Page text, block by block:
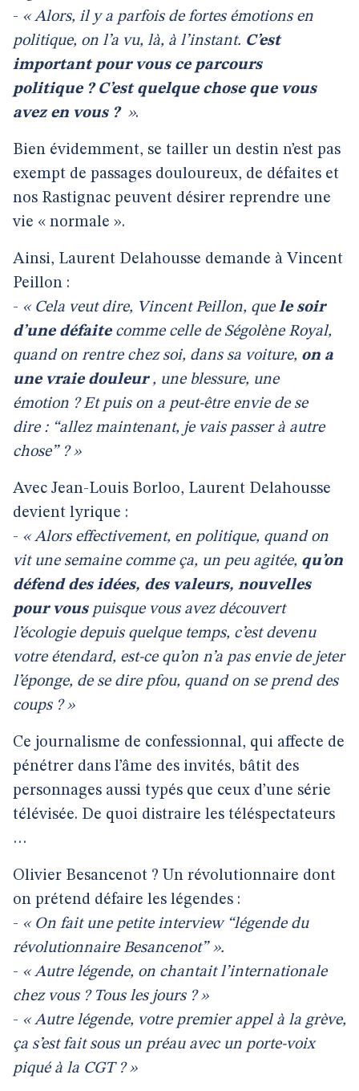
- « Alors, il y a parfois de fortes émotions en
politique, on l’a vu, là, à l’instant. C’est
important pour vous ce parcours
politique ? C’est quelque chose que vous
avez en vous ? ».
Bien évidemment, se tailler un destin n’est pas
exempt de passages douloureux, de défaites et
nos Rastignac peuvent désirer reprendre une
vie « normale ».
Ainsi, Laurent Delahousse demande à Vincent
Peillon :
- « Cela veut dire, Vincent Peillon, que le soir
d’une défaite comme celle de Ségolène Royal,
quand on rentre chez soi, dans sa voiture, on a
une vraie douleur , une blessure, une
émotion ? Et puis on a peut-être envie de se
dire : “allez maintenant, je vais passer à autre
chose” ? »
Avec Jean-Louis Borloo, Laurent Delahousse
devient lyrique :
- « Alors effectivement, en politique, quand on
vit une semaine comme ça, un peu agitée, qu’on
défend des idées, des valeurs, nouvelles
pour vous puisque vous avez découvert
l’écologie depuis quelque temps, c’est devenu
votre étendard, est-ce qu’on n’a pas envie de jeter
l’éponge, de se dire pfou, quand on se prend des
coups ? »
Ce journalisme de confessionnal, qui affecte de
pénétrer dans l’âme des invités, bâtit des
personnages aussi typés que ceux d’une série
télévisée. De quoi distraire les téléspectateurs
…
Olivier Besancenot ? Un révolutionnaire dont
on prétend défaire les légendes :
- « On fait une petite interview “légende du
révolutionnaire Besancenot” ».
- « Autre légende, on chantait l’internationale
chez vous ? Tous les jours ? »
- « Autre légende, votre premier appel à la grève,
ça s’est fait sous un préau avec un porte-voix
piqué à la CGT ? »